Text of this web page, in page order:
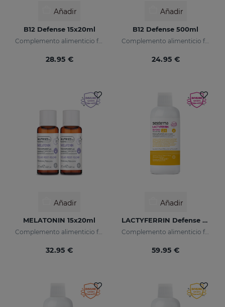
Añadir
B12 Defense 15x20ml
28.95 €
Añadir
B12 Defense 500ml
Complemento alimenticio formulado con vitamina B12 encapsulada.
24.95 €
Añadir
MELATONIN 15x20ml
Complemento alimenticio formulado con melatonina encapsulada.
32.95 €
Añadir
LACTYFERRIN Defense D3 500ml
Complemento alimenticio formulado con lactoferrina y vitamina D3 encapsuladas
59.95 €